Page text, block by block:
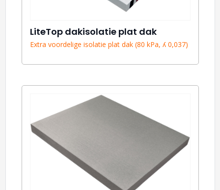
LiteTop dakisolatie plat dak
Extra voordelige isolatie plat dak (80 kPa, ʎ 0,037)